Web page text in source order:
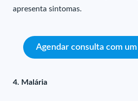
apresenta sintomas.
Agendar consulta com um
4. Malária